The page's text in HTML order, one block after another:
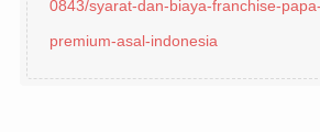
0843/syarat-dan-biaya-franchise-
premium-asal-indonesia